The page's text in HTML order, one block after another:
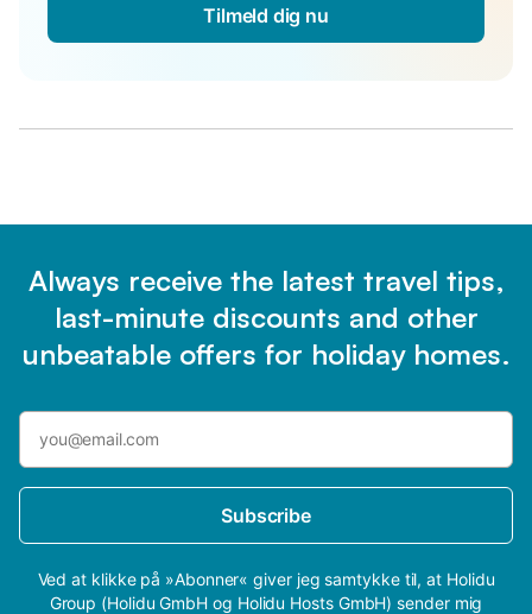
Tilmeld dig nu
Always receive the latest travel tips,
last-minute discounts and other
unbeatable offers for holiday homes.
Subscribe
Ved at klikke på »Abonner« giver jeg samtykke til, at Holidu
Group (Holidu GmbH og Holidu Hosts GmbH) sender mig